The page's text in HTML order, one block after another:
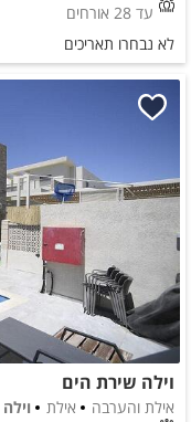
עד 28 אורחים
לא נבחרו תאריכים
וילה שירת הים
אילת והערבה אילת
וילה 5 חדרים